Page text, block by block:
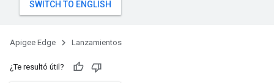
Apigee Edge Lanzamientos
¿Te resultó útil?